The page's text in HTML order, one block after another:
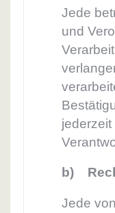
Jede
und
b)
Jede